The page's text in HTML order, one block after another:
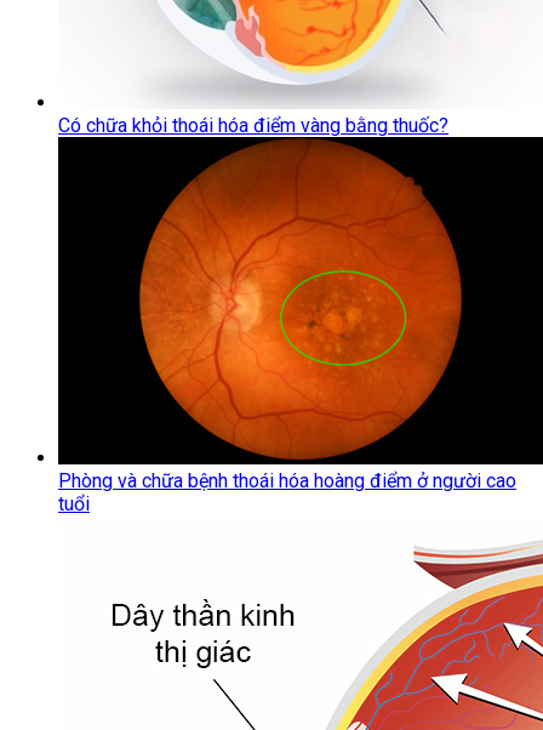
Có chữa khỏi thoái hóa điểm vàng bằng thuốc?
Phòng và chữa bệnh thoái hóa hoàng điểm ở người cao
tuổi